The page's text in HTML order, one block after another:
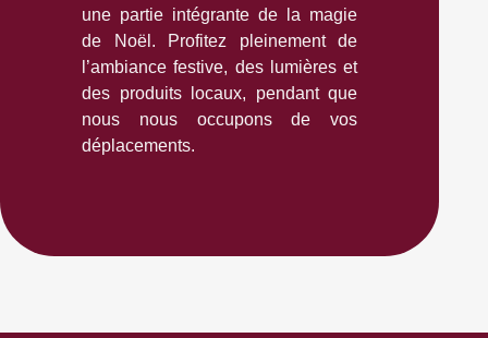
une partie intégrante de la magie
de Noël. Profitez pleinement de
l’ambiance festive, des lumières et
des produits locaux, pendant que
nous nous occupons de vos
déplacements.